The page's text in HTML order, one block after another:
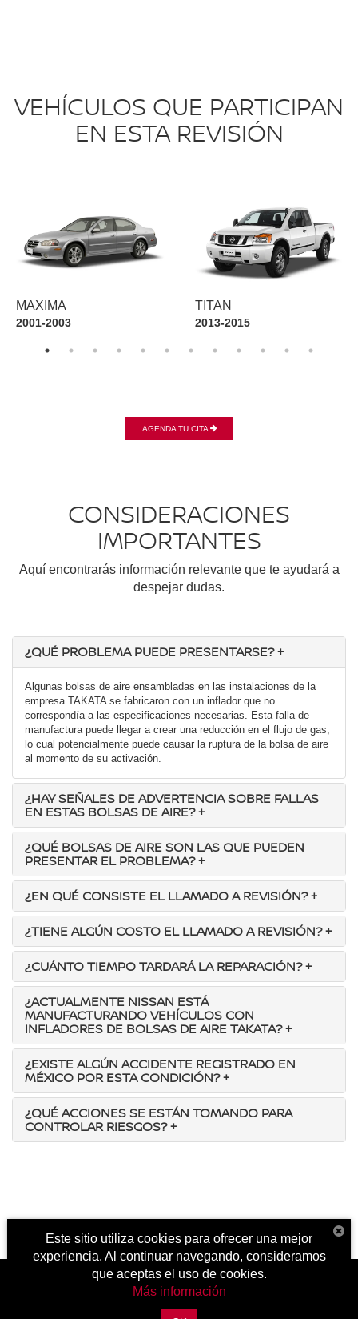
VEHÍCULOS QUE PARTICIPAN
EN ESTA REVISIÓN
MAXIMA
2001-2003
TITAN
2013-2015
AGENDA TU CITA
CONSIDERACIONES
IMPORTANTES
Aquí encontrarás información relevante que te ayudará a
despejar dudas.
¿QUÉ PROBLEMA PUEDE PRESENTARSE?+
Algunas bolsas de aire ensambladas en las instalaciones de la
empresa TAKATA se fabricaron con un inflador que no
correspondía a las especificaciones necesarias. Esta falla de
manufactura puede llegar a crear una reducción en el flujo de gas,
lo cual potencialmente puede causar la ruptura de la bolsa de aire
al momento de su activación.
¿HAY SEÑALES DE ADVERTENCIA SOBRE FALLAS
EN ESTAS BOLSAS DE AIRE?+
¿QUÉ BOLSAS DE AIRE SON LAS QUE PUEDEN
PRESENTAR EL PROBLEMA?+
¿EN QUÉ CONSISTE EL LLAMADO A REVISIÓN?+
¿TIENE ALGÚN COSTO EL LLAMADO A REVISIÓN?+
¿CUÁNTO TIEMPO TARDARÁ LA REPARACIÓN?+
¿ACTUALMENTE NISSAN ESTÁ
MANUFACTURANDO VEHÍCULOS CON
INFLADORES DE BOLSAS DE AIRE TAKATA?+
¿EXISTE ALGÚN ACCIDENTE REGISTRADO EN
MÉXICO POR ESTA CONDICIÓN?+
¿QUÉ ACCIONES SE ESTÁN TOMANDO PARA
CONTROLAR RIESGOS?+
Este sitio utiliza cookies para ofrecer una mejor
experiencia. Al continuar navegando, consideramos
que aceptas el uso de cookies.
Más información